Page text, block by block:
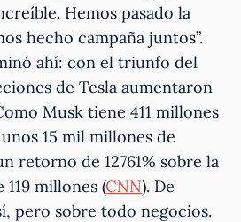
Hemos pasado la
hecho campaña juntos”.
ahí: con el triunfo del
de Tesla aumentaron
Musk tiene 411 millones
15 mil millones de
retorno de 12761% sobre la
millones (CNN). De
pero sobre todo negocios.